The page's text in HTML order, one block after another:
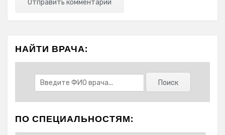
НАЙТИ ВРАЧА:
ПО СПЕЦИАЛЬНОСТЯМ: